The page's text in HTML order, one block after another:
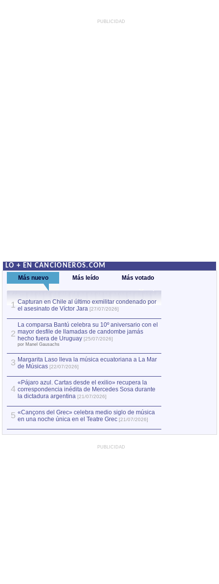
PUBLICIDAD
LO + EN CANCIONEROS.COM
Más nuevo Más leído Más votado
1 Capturan en Chile al último exmilitar condenado por
el asesinato de Víctor Jara [27/07/2026]
2
La comparsa Bantú celebra su 10º aniversario con el
mayor desfile de llamadas de candombe jamás
hecho fuera de Uruguay [25/07/2026]
por Manel Gausachs
3 Margarita Laso lleva la música ecuatoriana a La Mar
de Músicas [22/07/2026]
4
«Pájaro azul. Cartas desde el exilio» recupera la
correspondencia inédita de Mercedes Sosa durante
la dictadura argentina [21/07/2026]
5 «Cançons del Grec» celebra medio siglo de música
en una noche única en el Teatre Grec [21/07/2026]
PUBLICIDAD